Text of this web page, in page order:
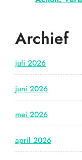
Archief
juli 2026
juni 2026
mei 2026
april 2026